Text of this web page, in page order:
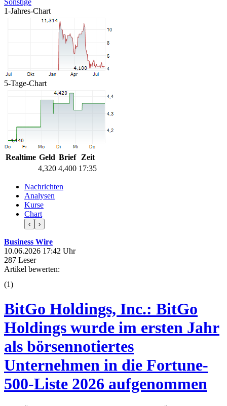
1-Jahres-Chart
5-Tage-Chart
Realtime Geld Brief
Zeit
4,320 4,400 17:35
Nachrichten
Analysen
Kurse
Chart
‹ ›
Business Wire
10.06.2026 17:42 Uhr
287 Leser
Artikel bewerten:
(1)
BitGo Holdings, Inc.: BitGo
Holdings wurde im ersten Jahr
als börsennotiertes
Unternehmen in die Fortune-
500-Liste 2026 aufgenommen